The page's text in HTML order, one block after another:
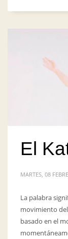
El
MARTES, 08
La palabra
movimiento
basado en el